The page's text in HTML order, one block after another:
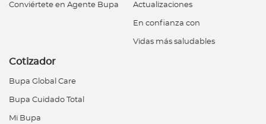
Conviértete en Agente Bupa Actualizaciones
En confianza con
Vidas más saludables
Cotizador
Bupa Global Care
Bupa Cuidado Total
Mi Bupa